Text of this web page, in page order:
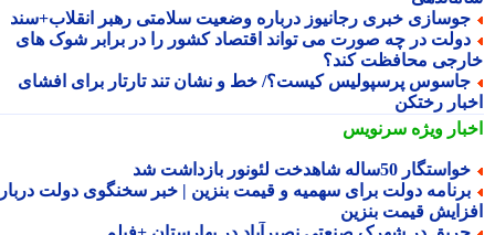
خبری رجانیوز درباره وضعیت سلامتی رهبر انقلاب+سند
در چه صورت می تواند اقتصاد کشور را در برابر شوک های
محافظت کند؟
پرسپولیس کیست؟/ خط و نشان تند تارتار برای افشای
رختکن
ویژهسرنویس
50ساله شاهدخت لئونور بازداشت شد
دولت برای سهمیه و قیمت بنزین | خبر سخنگوی دولت درباره
قیمت بنزین